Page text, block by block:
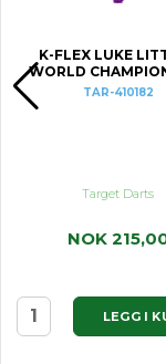
K-FLEX LUKE
WORLD
MEDIUM
TAR-410182
Target Darts
NOK
LEGG I